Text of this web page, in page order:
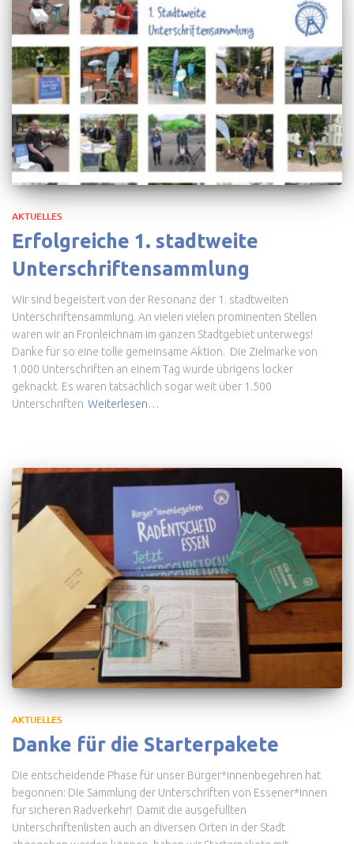
AKTUELLES
Erfolgreiche 1. stadtweite
Unterschriftensammlung
Wir sind begeistert von der Resonanz der 1. stadtweiten
Unterschriftensammlung. An vielen vielen prominenten Stellen
waren wir an Fronleichnam im ganzen Stadtgebiet unterwegs!
Danke für so eine tolle gemeinsame Aktion. Die Zielmarke von
1.000 Unterschriften an einem Tag wurde übrigens locker
geknackt. Es waren tatsächlich sogar weit über 1.500
Unterschriften Weiterlesen…
AKTUELLES
Danke für die Starterpakete
Die entscheidende Phase für unser Bürger*innenbegehren hat
begonnen: Die Sammlung der Unterschriften von Essener*innen
für sicheren Radverkehr! Damit die ausgefüllten
Unterschriftenlisten auch an diversen Orten in der Stadt